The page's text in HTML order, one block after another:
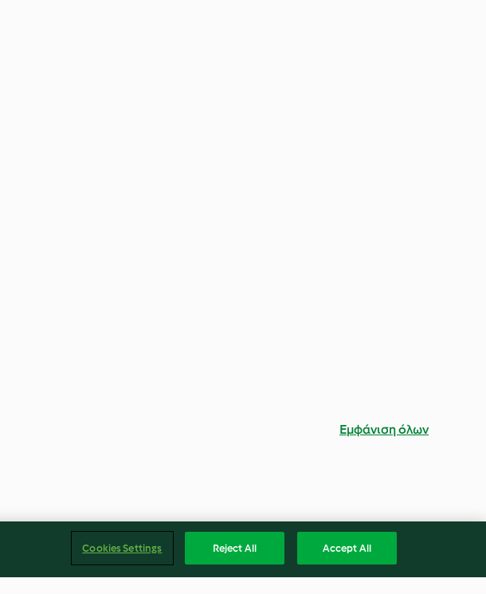
Εμφάνιση όλων
Cookies Settings Reject All Accept All